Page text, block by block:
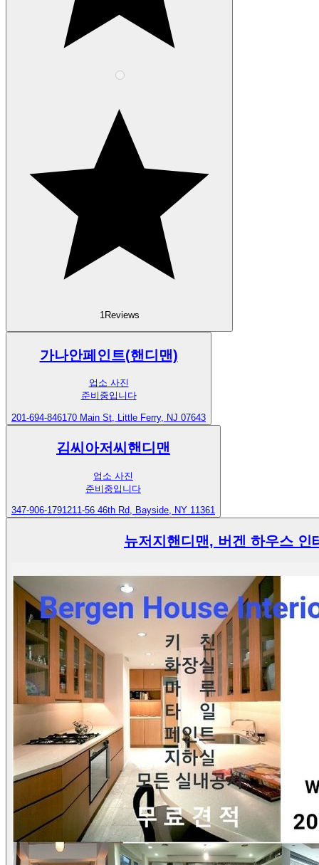
1 Reviews
가나안페인트(핸디맨)
업소 사진
준비중입니다
201-694-846170 Main St, Little Ferry, NJ 07643
김씨아저씨핸디맨
업소 사진
준비중입니다
347-906-1791211-56 46th Rd, Bayside, NY 11361
뉴저지핸디맨, 버겐 하우스 인